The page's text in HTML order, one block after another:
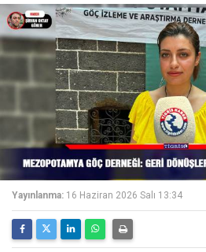
Yayınlanma: 16 Haziran 2026 Salı 13:34